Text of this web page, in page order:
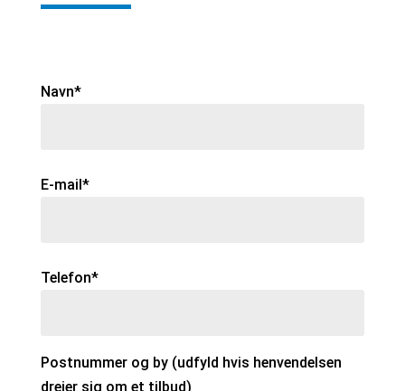
Navn*
E-mail*
Telefon*
Postnummer og by (udfyld hvis henvendelsen
drejer sig om et tilbud)